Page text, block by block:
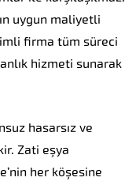
uygun maliyetli
firma tüm süreci
hizmeti sunarak
hasarsız ve
Zati eşya
her köşesine